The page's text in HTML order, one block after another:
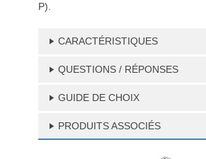
P).
CARACTÉRISTIQUES
QUESTIONS / RÉPONSES
GUIDE DE CHOIX
PRODUITS ASSOCIÉS